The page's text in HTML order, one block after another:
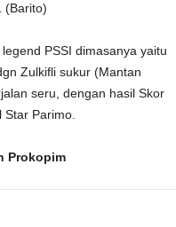
(Barito)
PSSI dimasanya yaitu
Zulkifli sukur (Mantan
seru, dengan hasil Skor
Parimo.
Prokopim